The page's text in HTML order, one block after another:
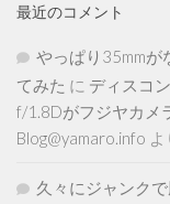
最近のコメント
やっぱり35mmが
てみた に ディスコ
f/1.8Dがフジヤカメ
Blog@yamaro.info よ
久々にジャンク